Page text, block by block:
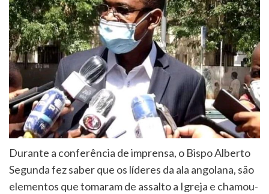
Durante a conferência de imprensa, o Bispo Alberto
Segunda fez saber que os líderes da ala angolana, são
elementos que tomaram de assalto a Igreja e chamou-